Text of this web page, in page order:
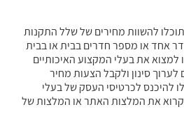
להשוות מחירים של שלל התקנות
אחד או מספר חדרים בבית או בבית
את בעלי המקצוע האיכותיים
לערוך סינון ולקבל הצעות מחיר
להיכנס לכרטיסי העסק של בעלי
את המלצות האתר או המלצות של